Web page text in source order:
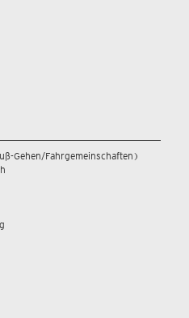
Gehen/Fahrgemeinschaften)